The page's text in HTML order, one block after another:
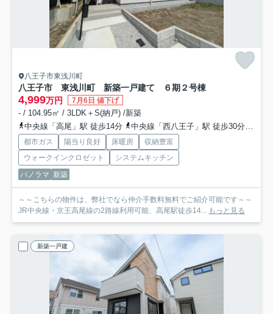
八王子市東浅川町
八王子市 東浅川町 新築一戸建て ６期 ２号棟
4,999万円 7月6日 値下げ
- / 104.95㎡ / 3LDK＋S(納戸) /新築
中央線「高尾」駅 徒歩14分
中央線「西八王子」駅 徒歩30分
都市ガス 陽当り良好 床暖房
収納豊富
ウォークインクロゼット
システムキッチン
パノラマ 新築
～～こちらの物件は、弊社でなら仲介手数料無料でご紹介可能です～～
JR中央線・京王高尾線の2路線利用可能、高尾駅徒歩14...
もっと見る
新築一戸建